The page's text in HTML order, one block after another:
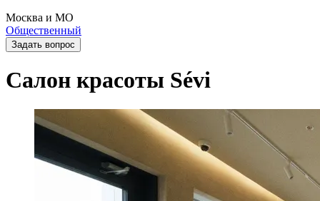
Москва и МО
Общественный
Задать вопрос
Салон красоты Sévi